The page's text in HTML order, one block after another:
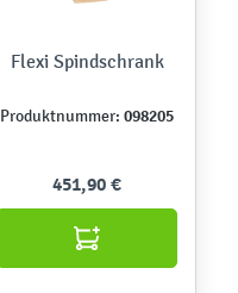
Flexi Spindschrank
Produktnummer: 098205
451,90 €